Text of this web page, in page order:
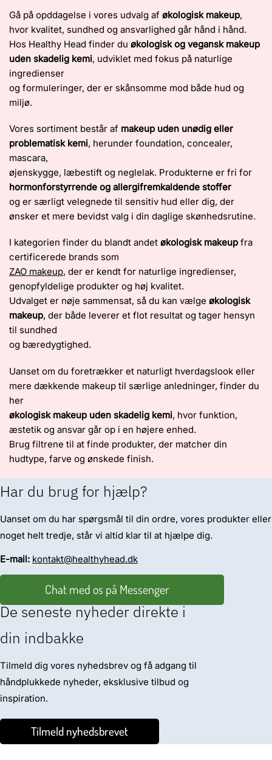
Gå på opddagelse i vores udvalg af økologisk makeup,
hvor kvalitet, sundhed og ansvarlighed går hånd i hånd.
Hos Healthy Head finder du økologisk og vegansk makeup
uden skadelig kemi, udviklet med fokus på naturlige
ingredienser
og formuleringer, der er skånsomme mod både hud og
miljø.
Vores sortiment består af makeup uden unødig eller
problematisk kemi, herunder foundation, concealer,
mascara,
øjenskygge, læbestift og neglelak. Produkterne er fri for
hormonforstyrrende og allergifremkaldende stoffer
og er særligt velegnede til sensitiv hud eller dig, der
ønsker et mere bevidst valg i din daglige skønhedsrutine.
I kategorien finder du blandt andet økologisk makeup fra
certificerede brands som
ZAO makeup, der er kendt for naturlige ingredienser,
genopfyldelige produkter og høj kvalitet.
Udvalget er nøje sammensat, så du kan vælge økologisk
makeup, der både leverer et flot resultat og tager hensyn
til sundhed
og bæredygtighed.
Uanset om du foretrækker et naturligt hverdagslook eller
mere dækkende makeup til særlige anledninger, finder du
her
økologisk makeup uden skadelig kemi, hvor funktion,
æstetik og ansvar går op i en højere enhed.
Brug filtrene til at finde produkter, der matcher din
hudtype, farve og ønskede finish.
Har du brug for hjælp?
Uanset om du har spørgsmål til din ordre, vores produkter eller
noget helt tredje, står vi altid klar til at hjælpe dig.
E-mail: kontakt@healthyhead.dk
Chat med os på Messenger
De seneste nyheder direkte i
din indbakke
Tilmeld dig vores nyhedsbrev og få adgang til
håndplukkede nyheder, eksklusive tilbud og
inspiration.
Tilmeld nyhedsbrevet